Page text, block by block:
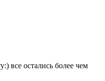
все остались более чем